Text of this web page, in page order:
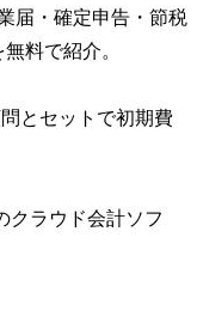
届・確定申告・節税
料で紹介。
とセットで初期費
クラウド会計ソフ